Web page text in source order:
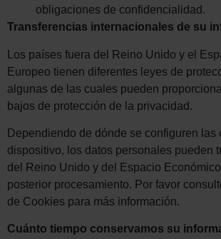
obligaciones de confidencialidad.
Transferencias internacionales de su
Los países fuera del Reino Unido y el
Europeo tienen diferentes leyes de
algunas de las cuales pueden
bajos de protección de la privacidad.
Dependiendo de dónde se configuren las
dispositivo, los datos personales pueden
del Reino Unido y del Espacio
posterior procesamiento. Por favor
de Cookies para más información.
Cuánto tiempo conservamos su